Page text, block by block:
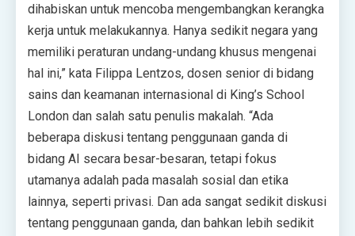
dihabiskan untuk mencoba mengembangkan kerangka
kerja untuk melakukannya. Hanya sedikit negara yang
memiliki peraturan undang-undang khusus mengenai
hal ini,” kata Filippa Lentzos, dosen senior di bidang
sains dan keamanan internasional di King’s School
London dan salah satu penulis makalah. “Ada
beberapa diskusi tentang penggunaan ganda di
bidang AI secara besar-besaran, tetapi fokus
utamanya adalah pada masalah sosial dan etika
lainnya, seperti privasi. Dan ada sangat sedikit diskusi
tentang penggunaan ganda, dan bahkan lebih sedikit